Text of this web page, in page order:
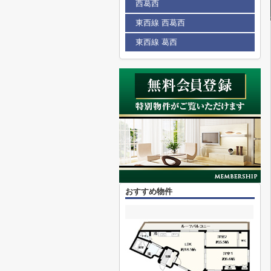
西葛西
東西線 西葛西
東西線 葛西
おすすめ物件